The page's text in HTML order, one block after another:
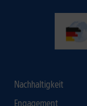
Nachhaltigkeit
Engagement